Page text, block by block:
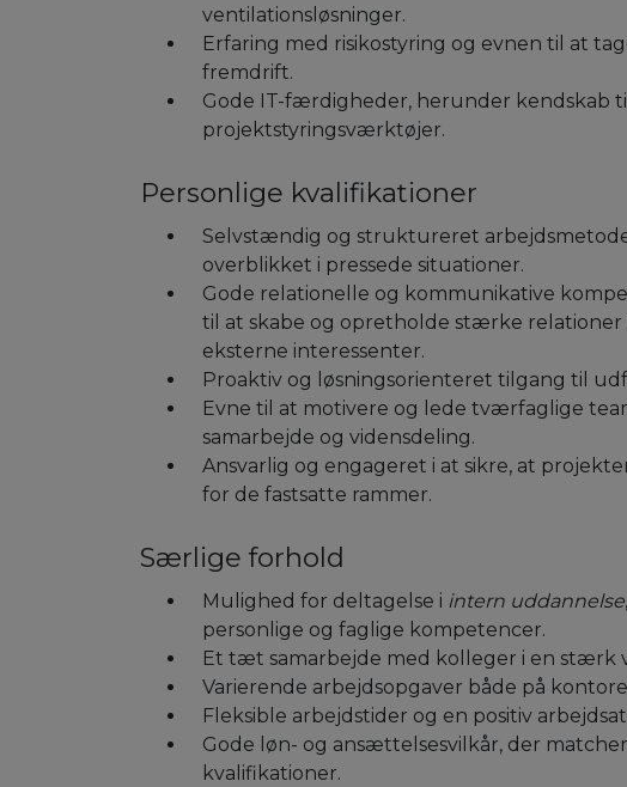
ventilationsløsninger.
Erfaring med risikostyring og evnen til at
fremdrift.
Gode IT-færdigheder, herunder kendskab
projektstyringsværktøjer.
Personlige kvalifikationer
Selvstændig og struktureret
overblikket i pressede situationer.
Gode relationelle og kommunikative
til at skabe og opretholde stærke relationer
eksterne interessenter.
Proaktiv og løsningsorienteret tilgang til
Evne til at motivere og lede tværfaglige
samarbejde og vidensdeling.
Ansvarlig og engageret i at sikre, at
for de fastsatte rammer.
Særlige forhold
Mulighed for deltagelse i intern uddannelse
personlige og faglige kompetencer.
Et tæt samarbejde med kolleger i en stærk
Varierende arbejdsopgaver både på
Fleksible arbejdstider og en positiv
Gode løn- og ansættelsesvilkår, der
kvalifikationer.